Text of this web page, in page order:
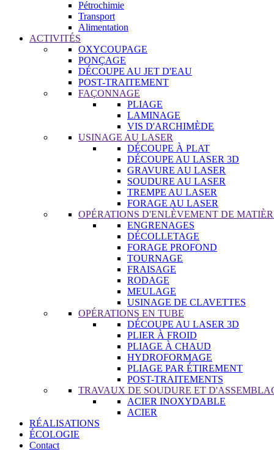
Pétrochimie
Transport
Alimentation
ACTIVITÉS
OXYCOUPAGE
PONÇAGE
DÉCOUPE AU JET D'EAU
POST-TRAITEMENT
FAÇONNAGE
PLIAGE
LAMINAGE
VIS D'ARCHIMÈDE
USINAGE AU LASER
DÉCOUPE À PLAT
DÉCOUPE AU LASER 3D
GRAVURE AU LASER
SOUDURE AU LASER
TREMPE AU LASER
FORAGE AU LASER
OPÉRATIONS D'ENLÈVEMENT DE
ENGRENAGES
DÉCOLLETAGE
FORAGE PROFOND
TOURNAGE
FRAISAGE
RODAGE
MEULAGE
USINAGE DE CLAVETTES
OPÉRATIONS EN TUBE
DÉCOUPE AU LASER 3D
PLIER À FROID
PLIAGE À CHAUD
HYDROFORMAGE
PLIAGE PAR ÉTIREMENT
POST-TRAITEMENTS
TRAVAUX DE SOUDURE ET
ACIER INOXYDABLE
ACIER
RÉALISATIONS
ÉCOLOGIE
Contact